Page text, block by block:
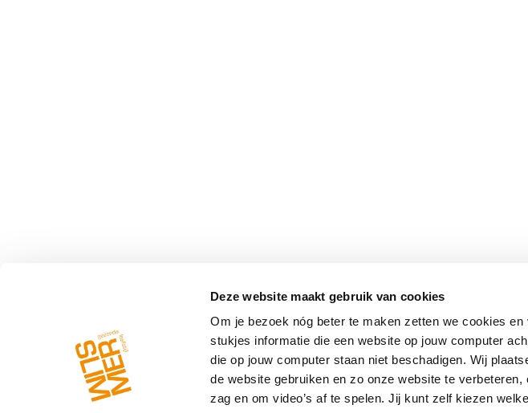
Deze website maakt gebruik van cookies
Om je bezoek nóg beter te maken zetten we cookies
stukjes informatie die een website op jouw computer
die op jouw computer staan niet beschadigen. Wij
de website gebruiken en zo onze website te
zag en om video’s af te spelen. Jij kunt zelf kiezen